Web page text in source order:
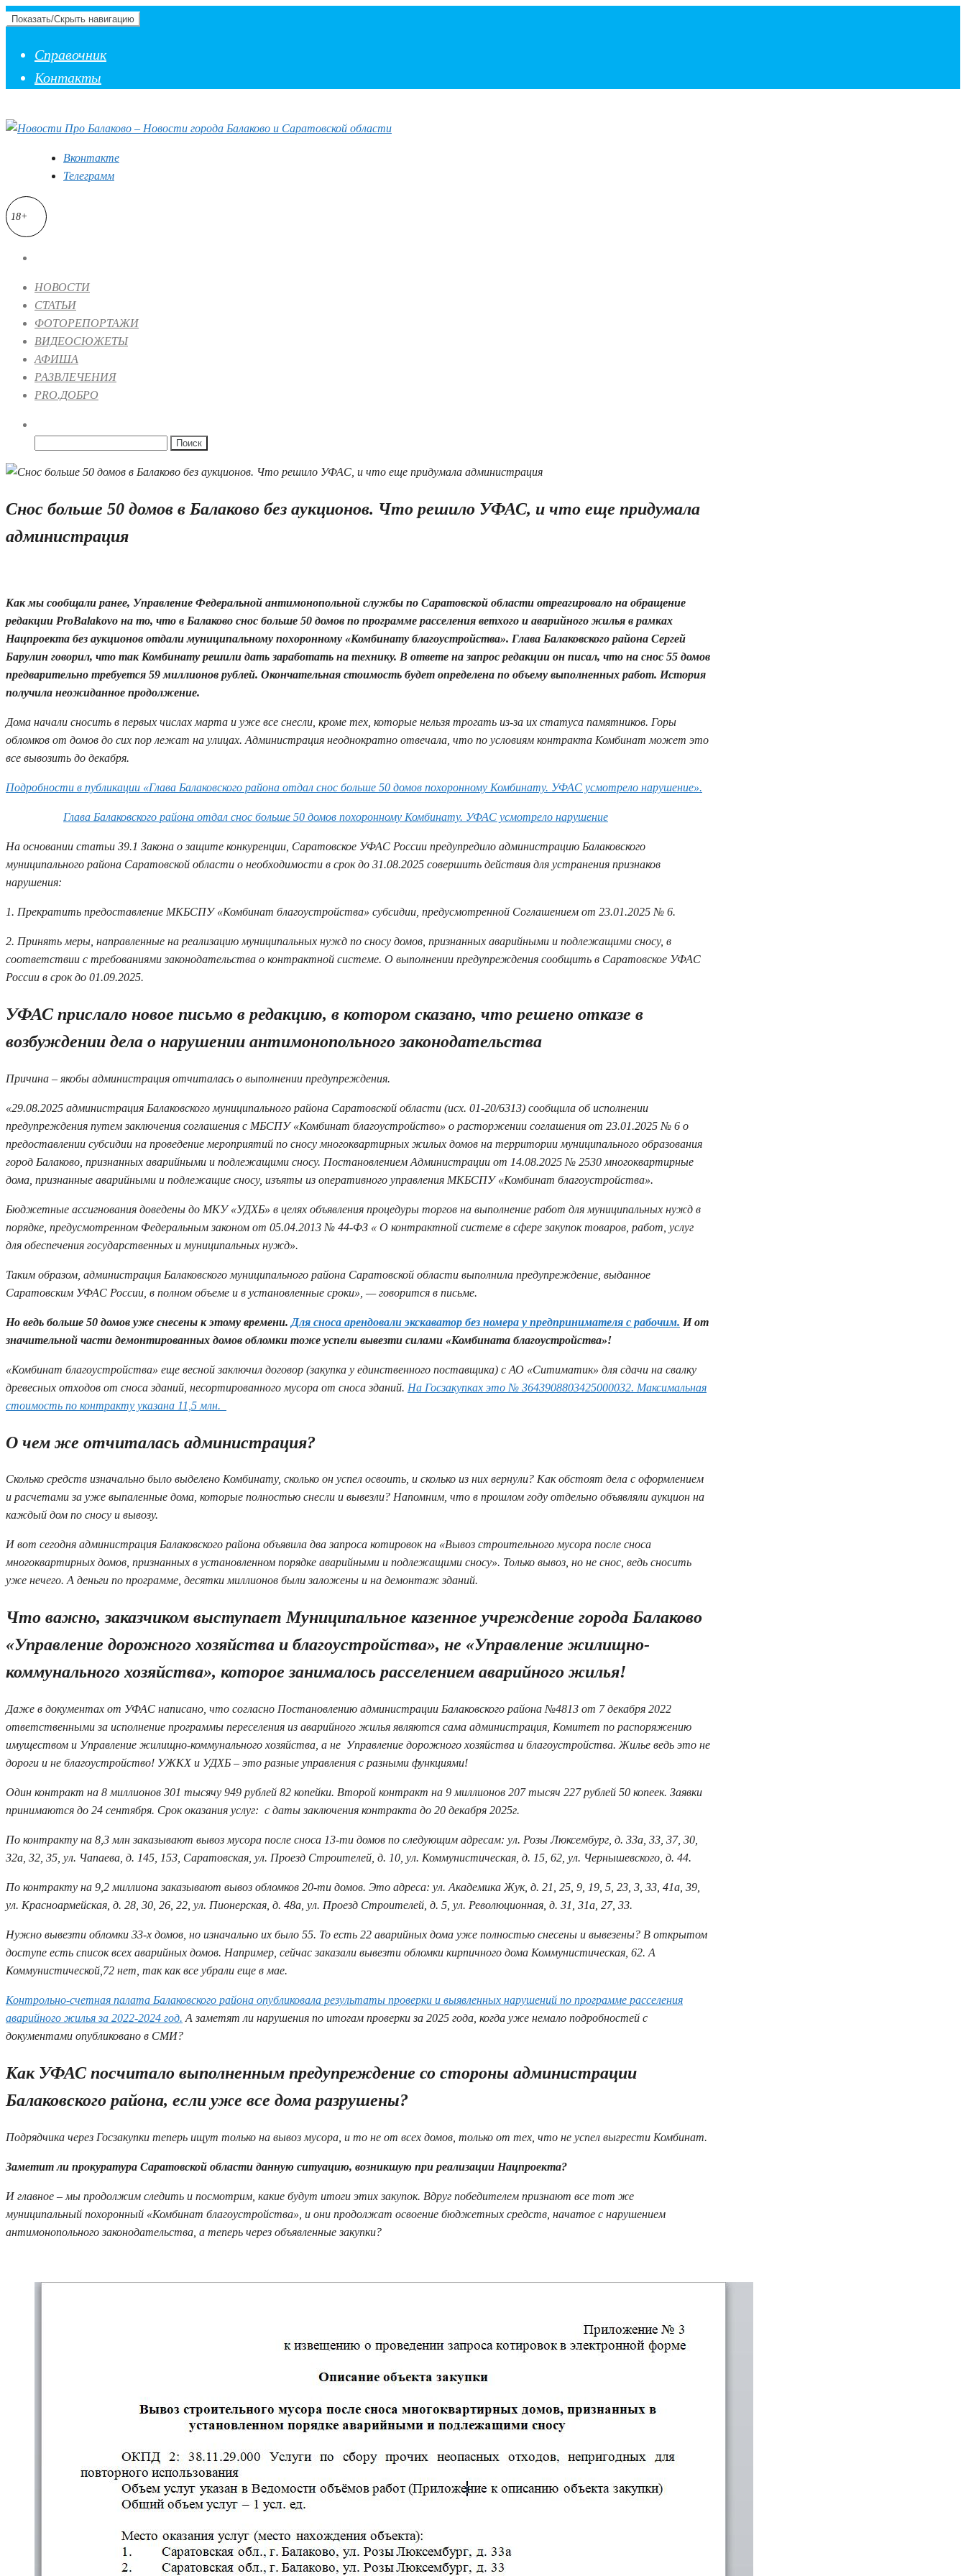
Показать/Скрыть навигацию
Справочник
Контакты
Вконтакте
Телеграмм
18+
НОВОСТИ
СТАТЬИ
ФОТОРЕПОРТАЖИ
ВИДЕОСЮЖЕТЫ
АФИША
РАЗВЛЕЧЕНИЯ
PRO.ДОБРО
Снос больше 50 домов в Балаково без аукционов. Что решило УФАС, и что еще придумала
администрация
Как мы сообщали ранее, Управление Федеральной антимонопольной службы по Саратовской области отреагировало на обращение
редакции ProBalakovo на то, что в Балаково снос больше 50 домов по программе расселения ветхого и аварийного жилья в рамках
Нацпроекта без аукционов отдали муниципальному похоронному «Комбинату благоустройства». Глава Балаковского района Сергей
Барулин говорил, что так Комбинату решили дать заработать на технику. В ответе на запрос редакции он писал, что на снос 55 домов
предварительно требуется 59 миллионов рублей. Окончательная стоимость будет определена по объему выполненных работ. История
получила неожиданное продолжение.
Дома начали сносить в первых числах марта и уже все снесли, кроме тех, которые нельзя трогать из-за их статуса памятников. Горы
обломков от домов до сих пор лежат на улицах. Администрация неоднократно отвечала, что по условиям контракта Комбинат может это
все вывозить до декабря.
Подробности в публикации «Глава Балаковского района отдал снос больше 50 домов похоронному Комбинату. УФАС усмотрело нарушение».
Глава Балаковского района отдал снос больше 50 домов похоронному Комбинату. УФАС усмотрело нарушение
На основании статьи 39.1 Закона о защите конкуренции, Саратовское УФАС России предупредило администрацию Балаковского
муниципального района Саратовской области о необходимости в срок до 31.08.2025 совершить действия для устранения признаков
нарушения:
1. Прекратить предоставление МКБСПУ «Комбинат благоустройства» субсидии, предусмотренной Соглашением от 23.01.2025 № 6.
2. Принять меры, направленные на реализацию муниципальных нужд по сносу домов, признанных аварийными и подлежащими сносу, в
соответствии с требованиями законодательства о контрактной системе. О выполнении предупреждения сообщить в Саратовское УФАС
России в срок до 01.09.2025.
УФАС прислало новое письмо в редакцию, в котором сказано, что решено отказе в
возбуждении дела о нарушении антимонопольного законодательства
Причина – якобы администрация отчиталась о выполнении предупреждения.
«29.08.2025 администрация Балаковского муниципального района Саратовской области (исх. 01-20/6313) сообщила об исполнении
предупреждения путем заключения соглашения с МБСПУ «Комбинат благоустройство» о расторжении соглашения от 23.01.2025 № 6 о
предоставлении субсидии на проведение мероприятий по сносу многоквартирных жилых домов на территории муниципального образования
город Балаково, признанных аварийными и подлежащими сносу. Постановлением Администрации от 14.08.2025 № 2530 многоквартирные
дома, признанные аварийными и подлежащие сносу, изъяты из оперативного управления МКБСПУ «Комбинат благоустройства».
Бюджетные ассигнования доведены до МКУ «УДХБ» в целях объявления процедуры торгов на выполнение работ для муниципальных нужд в
порядке, предусмотренном Федеральным законом от 05.04.2013 № 44-ФЗ « О контрактной системе в сфере закупок товаров, работ, услуг
для обеспечения государственных и муниципальных нужд».
Таким образом, администрация Балаковского муниципального района Саратовской области выполнила предупреждение, выданное
Саратовским УФАС России, в полном объеме и в установленные сроки», — говорится в письме.
Но ведь больше 50 домов уже снесены к этому времени. Для сноса арендовали экскаватор без номера у предпринимателя с рабочим. И от
значительной части демонтированных домов обломки тоже успели вывезти силами «Комбината благоустройства»!
«Комбинат благоустройства» еще весной заключил договор (закупка у единственного поставщика) с АО «Ситиматик» для сдачи на свалку
древесных отходов от сноса зданий, несортированного мусора от сноса зданий. На Госзакупках это № 3643908803425000032. Максимальная
стоимость по контракту указана 11,5 млн.
О чем же отчиталась администрация?
Сколько средств изначально было выделено Комбинату, сколько он успел освоить, и сколько из них вернули? Как обстоят дела с оформлением
и расчетами за уже выпаленные дома, которые полностью снесли и вывезли? Напомним, что в прошлом году отдельно объявляли аукцион на
каждый дом по сносу и вывозу.
И вот сегодня администрация Балаковского района объявила два запроса котировок на «Вывоз строительного мусора после сноса
многоквартирных домов, признанных в установленном порядке аварийными и подлежащими сносу». Только вывоз, но не снос, ведь сносить
уже нечего. А деньги по программе, десятки миллионов были заложены и на демонтаж зданий.
Что важно, заказчиком выступает Муниципальное казенное учреждение города Балаково
«Управление дорожного хозяйства и благоустройства», не «Управление жилищно-
коммунального хозяйства», которое занималось расселением аварийного жилья!
Даже в документах от УФАС написано, что согласно Постановлению администрации Балаковского района №4813 от 7 декабря 2022
ответственными за исполнение программы переселения из аварийного жилья являются сама администрация, Комитет по распоряжению
имуществом и Управление жилищно-коммунального хозяйства, а не Управление дорожного хозяйства и благоустройства. Жилье ведь это не
дороги и не благоустройство! УЖКХ и УДХБ – это разные управления с разными функциями!
Один контракт на 8 миллионов 301 тысячу 949 рублей 82 копейки. Второй контракт на 9 миллионов 207 тысяч 227 рублей 50 копеек. Заявки
принимаются до 24 сентября. Срок оказания услуг: с даты заключения контракта до 20 декабря 2025г.
По контракту на 8,3 млн заказывают вывоз мусора после сноса 13-ти домов по следующим адресам: ул. Розы Люксембург, д. 33а, 33, 37, 30,
32а, 32, 35, ул. Чапаева, д. 145, 153, Саратовская, ул. Проезд Строителей, д. 10, ул. Коммунистическая, д. 15, 62, ул. Чернышевского, д. 44.
По контракту на 9,2 миллиона заказывают вывоз обломков 20-ти домов. Это адреса: ул. Академика Жук, д. 21, 25, 9, 19, 5, 23, 3, 33, 41а, 39,
ул. Красноармейская, д. 28, 30, 26, 22, ул. Пионерская, д. 48а, ул. Проезд Строителей, д. 5, ул. Революционная, д. 31, 31а, 27, 33.
Нужно вывезти обломки 33-х домов, но изначально их было 55. То есть 22 аварийных дома уже полностью снесены и вывезены? В открытом
доступе есть список всех аварийных домов. Например, сейчас заказали вывезти обломки кирпичного дома Коммунистическая, 62. А
Коммунистической,72 нет, так как все убрали еще в мае.
Контрольно-счетная палата Балаковского района опубликовала результаты проверки и выявленных нарушений по программе расселения
аварийного жилья за 2022-2024 год. А заметят ли нарушения по итогам проверки за 2025 года, когда уже немало подробностей с
документами опубликовано в СМИ?
Как УФАС посчитало выполненным предупреждение со стороны администрации
Балаковского района, если уже все дома разрушены?
Подрядчика через Госзакупки теперь ищут только на вывоз мусора, и то не от всех домов, только от тех, что не успел выгрести Комбинат.
Заметит ли прокуратура Саратовской области данную ситуацию, возникшую при реализации Нацпроекта?
И главное – мы продолжим следить и посмотрим, какие будут итоги этих закупок. Вдруг победителем признают все тот же
муниципальный похоронный «Комбинат благоустройства», и они продолжат освоение бюджетных средств, начатое с нарушением
антимонопольного законодательства, а теперь через объявленные закупки?